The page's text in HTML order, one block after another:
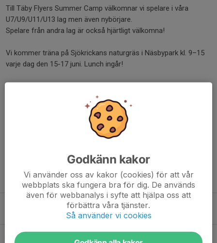
Till Täby Flyers Summer Camp välkomnar vi spelare i våra
U7/U9/U11/U13 lag men även nybörjare.
Spelare från andra lag är också hjärtligt välkomna!
Vi kommer träna på Sjökrickans naturgräs i Näsbypark kl. 9–15
varje dag den 15-17 juni. Lunch ingår!
Tidigare nyheter
Täby Flyers inför Dukes Tourney 2026
25 jun, 07:39 0
Påminnelse – Anmäl dig till Dukes Tourney 2026!
Godkänn kakor
Vi använder oss av kakor (cookies) för att vår
webbplats ska fungera bra för dig. De används
även för webbanalys i syfte att hjälpa oss att
förbättra våra tjänster.
Så använder vi cookies